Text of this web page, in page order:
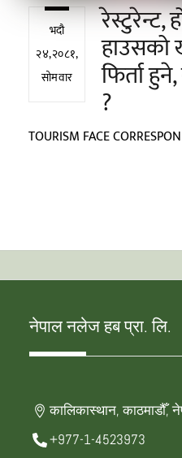
भदौ
२४,२०८१,
सोमवार
रेस्टुरेन्ट,
हाउसको
फिर्ता
?
TOURISM FACE
नेपाल नलेज हब प्रा. लि.
कालिकास्थान, काठमाडौँ,
+977-1-4523973